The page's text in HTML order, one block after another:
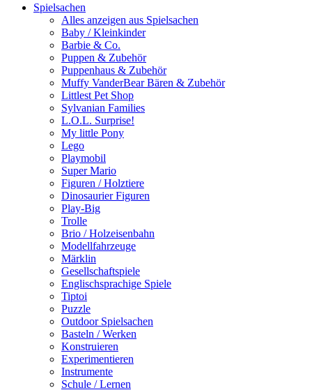
Spielsachen
Alles anzeigen aus Spielsachen
Baby / Kleinkinder
Barbie & Co.
Puppen & Zubehör
Puppenhaus & Zubehör
Muffy VanderBear Bären & Zubehör
Littlest Pet Shop
Sylvanian Families
L.O.L. Surprise!
My little Pony
Lego
Playmobil
Super Mario
Figuren / Holztiere
Dinosaurier Figuren
Play-Big
Trolle
Brio / Holzeisenbahn
Modellfahrzeuge
Märklin
Gesellschaftspiele
Englischsprachige Spiele
Tiptoi
Puzzle
Outdoor Spielsachen
Basteln / Werken
Konstruieren
Experimentieren
Instrumente
Schule / Lernen